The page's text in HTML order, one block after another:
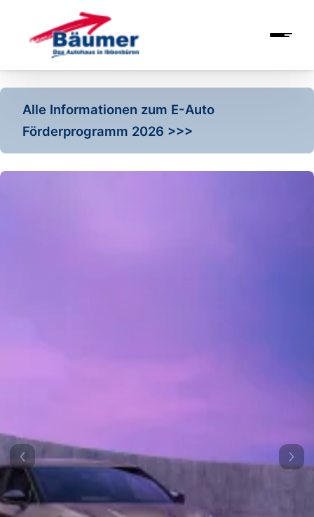
Alle Informationen zum E-Auto
Förderprogramm 2026 >>>